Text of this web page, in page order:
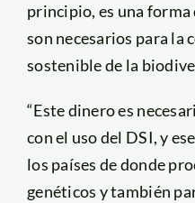
principio, es una
son necesarios para la
sostenible de la
“Este dinero es
con el uso del DSI, y
los países de donde
genéticos y también